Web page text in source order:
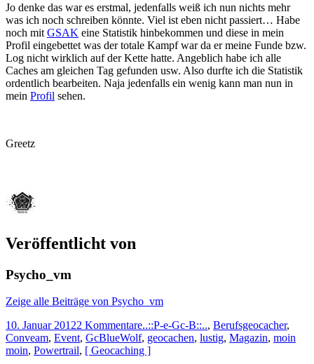
Jo denke das war es erstmal, jedenfalls weiß ich nun nichts mehr
was ich noch schreiben könnte. Viel ist eben nicht passiert… Habe
noch mit GSAK eine Statistik hinbekommen und diese in mein
Profil eingebettet was der totale Kampf war da er meine Funde bzw.
Log nicht wirklich auf der Kette hatte. Angeblich habe ich alle
Caches am gleichen Tag gefunden usw. Also durfte ich die Statistik
ordentlich bearbeiten. Naja jedenfalls ein wenig kann man nun in
mein Profil sehen.
Greetz
Veröffentlicht von
Psycho_vm
Zeige alle Beiträge von Psycho_vm
10. Januar 20122 Kommentare..::P-e-Gc-B::.., Berufsgeocacher,
Conveam, Event, GcBlueWolf, geocachen, lustig, Magazin, moin
moin, Powertrail, [ Geocaching ]